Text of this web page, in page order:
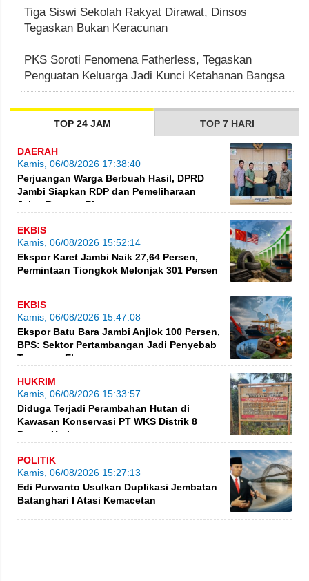
Tiga Siswi Sekolah Rakyat Dirawat, Dinsos
Tegaskan Bukan Keracunan
PKS Soroti Fenomena Fatherless, Tegaskan
Penguatan Keluarga Jadi Kunci Ketahanan Bangsa
TOP 24 JAM TOP 7 HARI
DAERAH
Kamis, 06/08/2026 17:38:40
Perjuangan Warga Berbuah Hasil, DPRD
Jambi Siapkan RDP dan Pemeliharaan
Jalan Betung–Pintas
EKBIS
Kamis, 06/08/2026 15:52:14
Ekspor Karet Jambi Naik 27,64 Persen,
Permintaan Tiongkok Melonjak 301 Persen
EKBIS
Kamis, 06/08/2026 15:47:08
Ekspor Batu Bara Jambi Anjlok 100 Persen,
BPS: Sektor Pertambangan Jadi Penyebab
Turunnya Ekspor
HUKRIM
Kamis, 06/08/2026 15:33:57
Diduga Terjadi Perambahan Hutan di
Kawasan Konservasi PT WKS Distrik 8
BatangHari
POLITIK
Kamis, 06/08/2026 15:27:13
Edi Purwanto Usulkan Duplikasi Jembatan
Batanghari I Atasi Kemacetan